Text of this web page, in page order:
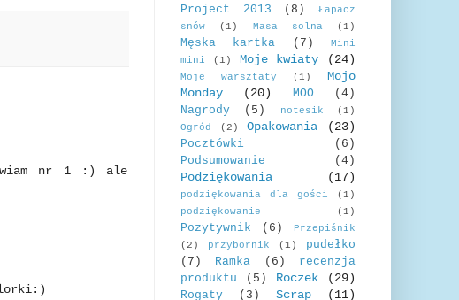
nr 1 :) ale
Project 2013
(8)
Łapacz
snów
(1) Masa solna (1)
Męska kartka (7)
Mini
mini
(1) Moje kwiaty (24)
Moje warsztaty (1)
Mojo
Monday
(20) MOO
(4)
Nagrody
(5) notesik
(1)
Ogród
(2) Opakowania (23)
Pocztówki
(6)
Podsumowanie
(4)
Podziękowania (17)
podziękowania dla gości
(1)
podziękowanie
(1)
Pozytywnik (6)
Przepiśnik
(2)
przybornik (1)
pudełko
(7)
Ramka (6)
recenzja
produktu
(5) Roczek (29)
Rogaty (3) Scrap (11)